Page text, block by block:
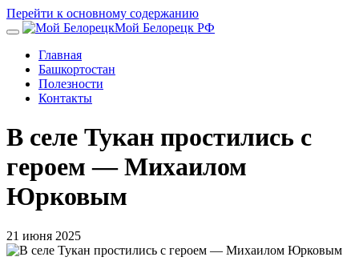
Перейти к основному содержанию
Мой Белорецк РФ
Главная
Башкортостан
Полезности
Контакты
В селе Тукан простились с
героем — Михаилом
Юрковым
21 июня 2025